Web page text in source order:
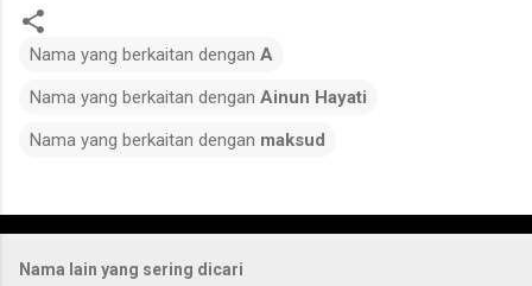
Nama yang berkaitan dengan A
Nama yang berkaitan dengan Ainun Hayati
Nama yang berkaitan dengan maksud
o
m
Nama lain yang sering dicari